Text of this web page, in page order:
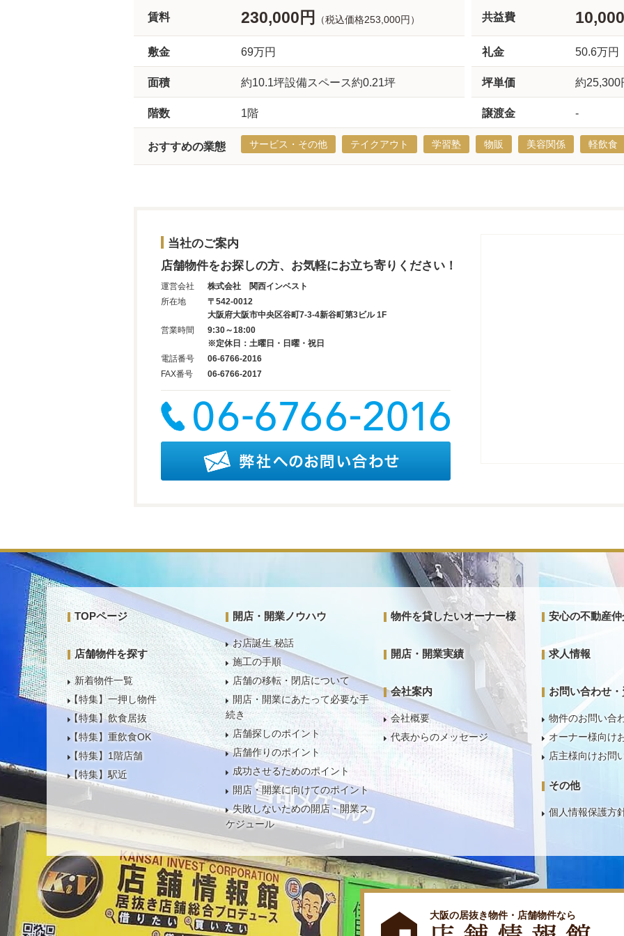
賃料 230,000円 （税込価格253,000円） 共益費
敷金 69万円 礼金 50.6万円
面積 約10.1坪設備スペース約0.21坪 坪単価 約25,300
階数 1階 譲渡金 -
おすすめの業態 サービス・その他 テイクアウト 学習塾 物販 美容関係 軽飲食
当社のご案内
店舗物件をお探しの方、お気軽にお立ち寄りください！
運営会社
株式会社 関西インベスト
所在地
〒542-0012
大阪府大阪市中央区谷町7-3-4新谷町第3ビル 1F
営業時間
9:30～18:00
※定休日：土曜日・日曜・祝日
電話番号
06-6766-2016
FAX番号
06-6766-2017
TOPページ
店舗物件を探す
新着物件一覧
【特集】一押し物件
【特集】飲食居抜
【特集】重飲食OK
【特集】1階店舗
【特集】駅近
開店・開業ノウハウ
お店誕生 秘話
施工の手順
店舗の移転・閉店について
開店・開業にあたって必要な手
続き
店舗探しのポイント
店舗作りのポイント
成功させるためのポイント
開店・開業に向けてのポイント
失敗しないための開店・開業ス
ケジュール
物件を貸したいオーナー様
開店・開業実績
会社案内
会社概要
代表からのメッセージ
安心の不動産仲
求人情報
お問い合わせ
物件のお問い合
オーナー様向け
店主様向けお問
その他
個人情報保護方
大阪の居抜き物件・店舗物件なら